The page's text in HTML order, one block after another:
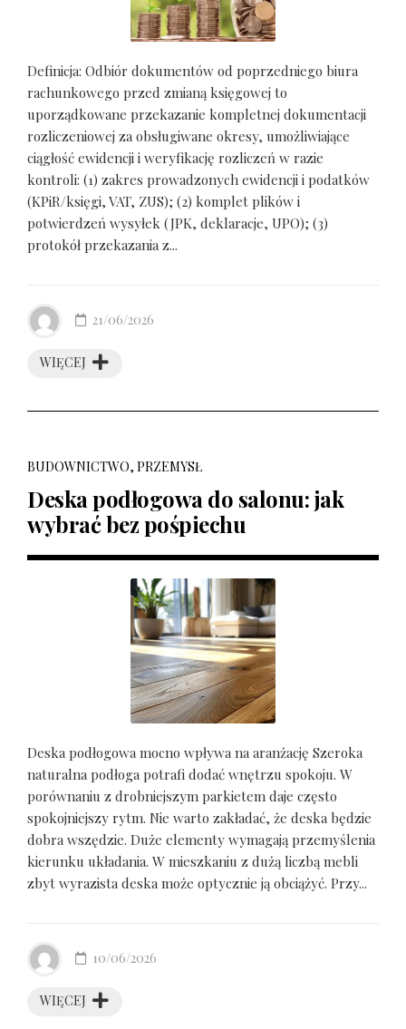
Definicja: Odbiór dokumentów od poprzedniego biura
rachunkowego przed zmianą księgowej to
uporządkowane przekazanie kompletnej dokumentacji
rozliczeniowej za obsługiwane okresy, umożliwiające
ciągłość ewidencji i weryfikację rozliczeń w razie
kontroli: (1) zakres prowadzonych ewidencji i podatków
(KPiR/księgi, VAT, ZUS); (2) komplet plików i
potwierdzeń wysyłek (JPK, deklaracje, UPO); (3)
protokół przekazania z...
WIĘCEJ
21/06/2026
BUDOWNICTWO, PRZEMYSŁ
Deska podłogowa do salonu: jak
wybrać bez pośpiechu
Deska podłogowa mocno wpływa na aranżację Szeroka
naturalna podłoga potrafi dodać wnętrzu spokoju. W
porównaniu z drobniejszym parkietem daje często
spokojniejszy rytm. Nie warto zakładać, że deska będzie
dobra wszędzie. Duże elementy wymagają przemyślenia
kierunku układania. W mieszkaniu z dużą liczbą mebli
zbyt wyrazista deska może optycznie ją obciążyć. Przy...
WIĘCEJ
10/06/2026